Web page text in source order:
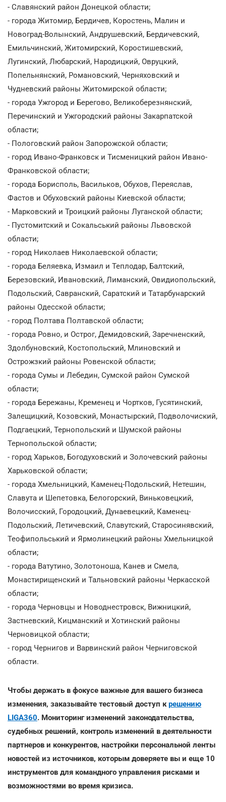
- Славянский район Донецкой области;
- города Житомир, Бердичев, Коростень, Малин и
Новоград-Волынский, Андрушевский, Бердичевский,
Емильчинский, Житомирский, Коростишевский,
Лугинский, Любарский, Народицкий, Овруцкий,
Попельнянский, Романовский, Черняховский и
Чудневский районы Житомирской области;
- города Ужгород и Берегово, Великоберезнянский,
Перечинский и Ужгородский районы Закарпатской
области;
- Пологовский район Запорожской области;
- город Ивано-Франковск и Тисменицкий район Ивано-
Франковской области;
- города Борисполь, Васильков, Обухов, Переяслав,
Фастов и Обуховский районы Киевской области;
- Марковский и Троицкий районы Луганской области;
- Пустомитский и Сокальський районы Львовской
области;
- город Николаев Николаевской области;
- города Беляевка, Измаил и Теплодар, Балтский,
Березовский, Ивановский, Лиманский, Овидиопольский,
Подольский, Савранский, Саратский и Татарбунарский
районы Одесской области;
- город Полтава Полтавской области;
- города Ровно, и Острог, Демидовский, Заречненский,
Здолбуновский, Костопольский, Млиновский и
Острожзкий районы Ровенской области;
- города Сумы и Лебедин, Сумской район Сумской
области;
- города Бережаны, Кременец и Чортков, Гусятинский,
Залещицкий, Козовский, Монастырский, Подволочиский,
Подгаецкий, Тернопольский и Шумской районы
Тернопольской области;
- город Харьков, Богодуховский и Золочевский районы
Харьковской области;
- города Хмельницкий, Каменец-Подольский, Нетешин,
Славута и Шепетовка, Белогорский, Виньковецкий,
Волочисский, Городоцкий, Дунаевецкий, Каменец-
Подольский, Летичевский, Славутский, Старосинявский,
Теофипольський и Ярмолинецкий районы Хмельницкой
области;
- города Ватутино, Золотоноша, Канев и Смела,
Монастирищенский и Тальновский районы Черкасской
области;
- города Черновцы и Новоднестровск, Вижницкий,
Застневский, Кицманский и Хотинский районы
Черновицкой области;
- город Чернигов и Варвинский район Черниговской
области.
Чтобы держать в фокусе важные для вашего бизнеса
изменения, заказывайте тестовый доступ крешению
LIGA360. Мониторинг изменений законодательства,
судебных решений, контроль изменений в деятельности
партнеров и конкурентов, настройки персональной ленты
новостей из источников, которым доверяете вы и еще 10
инструментов для командного управления рисками и
возможностями во время кризиса.